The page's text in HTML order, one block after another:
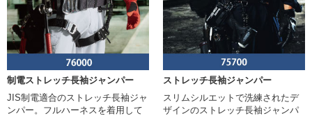
制電ストレッチ長袖ジャンパー
JIS制電適合のストレッチ長袖ジャ
ンパー。フルハーネスを着用して
ストレッチ長袖ジャンパー
スリムシルエットで洗練されたデ
ザインのストレッチ長袖ジャンパ